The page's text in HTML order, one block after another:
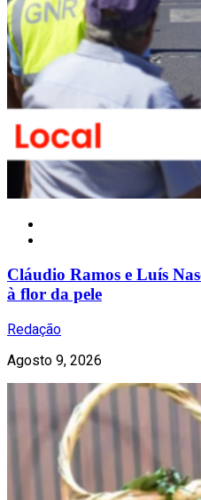
Cláudio Ramos e Luís
à flor da pele
Redação
Agosto 9, 2026